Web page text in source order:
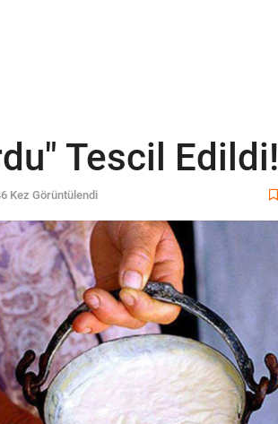
Tescil Edildi!
Kez Görüntülendi